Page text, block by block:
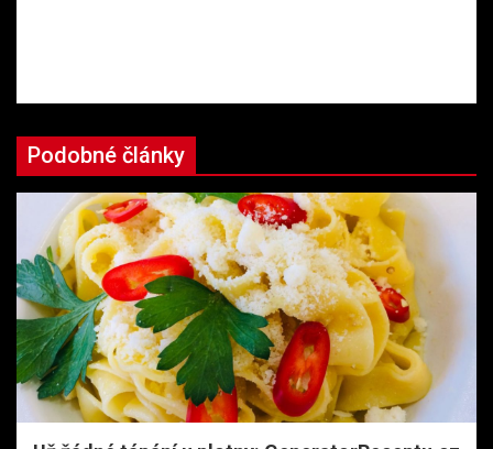
Podobné články